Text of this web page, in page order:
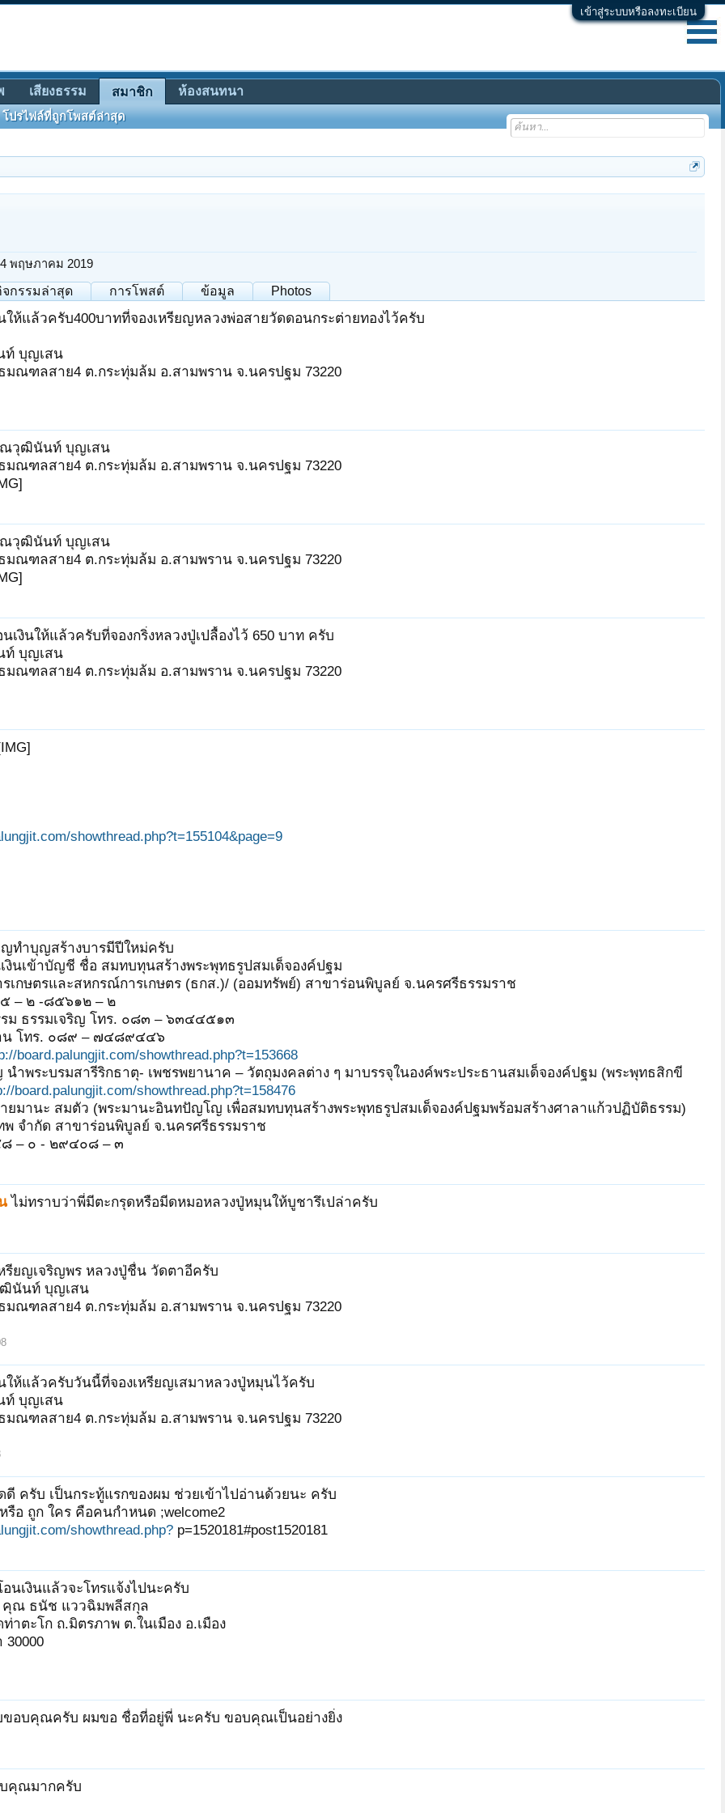
เข้าสู่ระบบหรือลงทะเบียน
nippy daverinesakichan02
4 พฤษภาคม 2019
จกรรมล่าสุด การโพสต์ ข้อมูล Photos
ให้แล้วครับ400บาทที่จองเหรียญหลวงพ่อสายวัดดอนกระต่ายทองไว้ครับ
บุญเสน
มณฑลสาย4 ต.กระทุ่มล้ม อ.สามพราน จ.นครปฐม 73220
วุฒินันท์ บุญเสน
มณฑลสาย4 ต.กระทุ่มล้ม อ.สามพราน จ.นครปฐม 73220
วุฒินันท์ บุญเสน
มณฑลสาย4 ต.กระทุ่มล้ม อ.สามพราน จ.นครปฐม 73220
เงินให้แล้วครับที่จองกริ่งหลวงปู่เปลื้องไว้ 650 บาท ครับ
บุญเสน
มณฑลสาย4 ต.กระทุ่มล้ม อ.สามพราน จ.นครปฐม 73220
showthread.php?t=155104&page=9
ญทำบุญสร้างบารมีปีใหม่ครับ
งินเข้าบัญชี ชื่อ สมทบทุนสร้างพระพุทธรูปสมเด็จองค์ปฐม
เกษตรและสหกรณ์การเกษตร (ธกส.)/ (ออมทรัพย์) สาขาร่อนพิบูลย์ จ.นครศรีธรรมราช
– ๒ -๘๕๖๑๒ – ๒
ม ธรรมเจริญ โทร. ๐๘๓ – ๖๓๔๔๕๑๓
น โทร. ๐๘๙ – ๗๔๘๙๔๔๖
board.palungjit.com/showthread.php?t=153668
นำพระบรมสารีริกธาตุ- เพชรพยานาค – วัตถุมงคลต่าง ๆ มาบรรจุในองค์พระประธานสมเด็จองค์ปฐม (พระพุทธสิกขี
board.palungjit.com/showthread.php?t=158476
มานะ สมตัว (พระมานะอินทปัญโญ เพื่อสมทบทุนสร้างพระพุทธรูปสมเด็จองค์ปฐมพร้อมสร้างศาลาแก้วปฏิบัติธรรม)
พ จำกัด สาขาร่อนพิบูลย์ จ.นครศรีธรรมราช
– ๐ - ๒๙๔๐๘ – ๓
ไม่ทราบว่าพี่มีตะกรุดหรือมีดหมอหลวงปู่หมุนให้บูชารึเปล่าครับ
รียญเจริญพร หลวงปู่ชื่น วัดตาอีครับ
นันท์ บุญเสน
มณฑลสาย4 ต.กระทุ่มล้ม อ.สามพราน จ.นครปฐม 73220
ให้แล้วครับวันนี้ที่จองเหรียญเสมาหลวงปู่หมุนไว้ครับ
บุญเสน
มณฑลสาย4 ต.กระทุ่มล้ม อ.สามพราน จ.นครปฐม 73220
ดี ครับ เป็นกระทู้แรกของผม ช่วยเข้าไปอ่านด้วยนะ ครับ
รือ ถูก ใคร คือคนกำหนด ;welcome2
showthread.php? p=1520181#post1520181
อนเงินแล้วจะโทรแจ้งไปนะครับ
คุณ ธนัช แววฉิมพลีสกุล
าตะโก ถ.มิตรภาพ ต.ในเมือง อ.เมือง
ขอบคุณครับ ผมขอ ชื่อที่อยู่พี่ นะครับ ขอบคุณเป็นอย่างยิ่ง
คุณมากครับ
เสียงธรรม สมาชิก
โปรไฟล์ที่ถูกโพสต์ล่าสุด
ห้องสนทนา